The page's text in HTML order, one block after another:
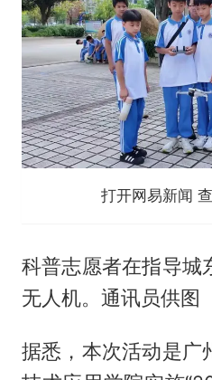
打开网易新闻
科普志愿者在指导城
无人机。通讯员供图
据悉，本次活动是广